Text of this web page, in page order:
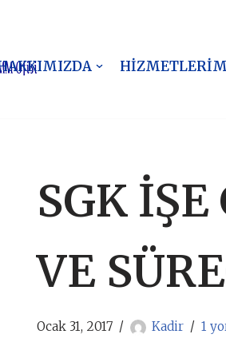
SGK
VE
Ocak 31, 2017 Kadir 1